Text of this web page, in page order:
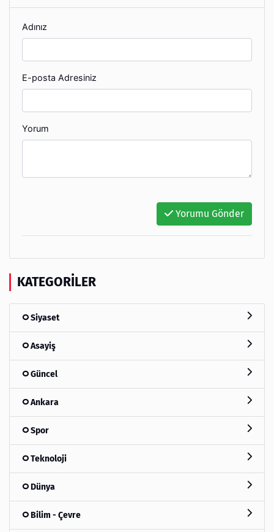
Adınız
E-posta Adresiniz
Yorum
Yorumu Gönder
KATEGORILER
Siyaset
Asayiş
Güncel
Ankara
Spor
Teknoloji
Dünya
Bilim - Çevre